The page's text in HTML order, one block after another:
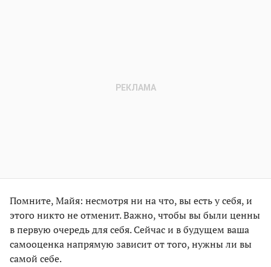
Помните, Майя: несмотря ни на что, вы есть у себя, и
этого никто не отменит. Важно, чтобы вы были ценны
в первую очередь для себя. Сейчас и в будущем ваша
самооценка напрямую зависит от того, нужны ли вы
самой себе.